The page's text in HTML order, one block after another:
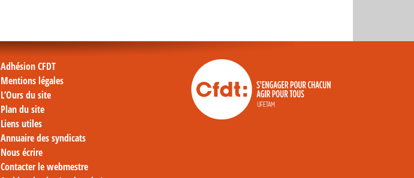
Adhésion CFDT
Mentions légales
L’Ours du site
Plan du site
Liens utiles
Annuaire des syndicats
Nous écrire
Contacter le webmestre